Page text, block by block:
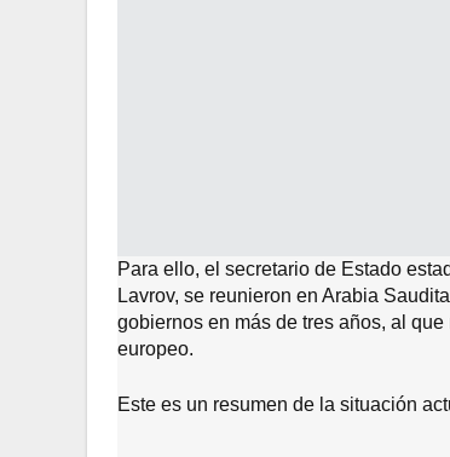
Para ello, el secretario de Estado
Lavrov, se reunieron en Arabia
gobiernos en más de tres años, al
europeo.
Este es un resumen de la situación